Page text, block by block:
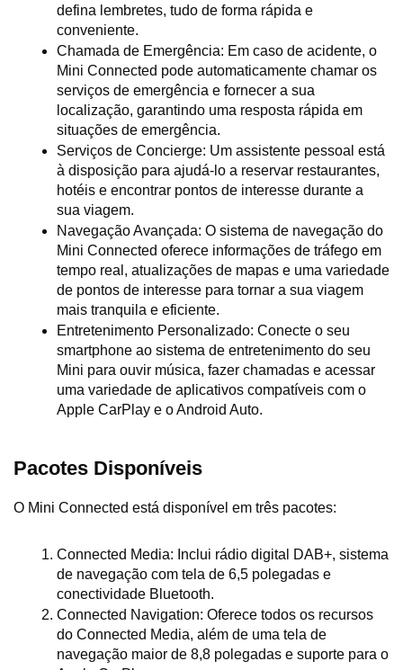
defina lembretes, tudo de forma rápida e
conveniente.
Chamada de Emergência: Em caso de acidente, o
Mini Connected pode automaticamente chamar os
serviços de emergência e fornecer a sua
localização, garantindo uma resposta rápida em
situações de emergência.
Serviços de Concierge: Um assistente pessoal está
à disposição para ajudá-lo a reservar restaurantes,
hotéis e encontrar pontos de interesse durante a
sua viagem.
Navegação Avançada: O sistema de navegação do
Mini Connected oferece informações de tráfego em
tempo real, atualizações de mapas e uma variedade
de pontos de interesse para tornar a sua viagem
mais tranquila e eficiente.
Entretenimento Personalizado: Conecte o seu
smartphone ao sistema de entretenimento do seu
Mini para ouvir música, fazer chamadas e acessar
uma variedade de aplicativos compatíveis com o
Apple CarPlay e o Android Auto.
Pacotes Disponíveis
O Mini Connected está disponível em três pacotes:
Connected Media: Inclui rádio digital DAB+, sistema
de navegação com tela de 6,5 polegadas e
conectividade Bluetooth.
Connected Navigation: Oferece todos os recursos
do Connected Media, além de uma tela de
navegação maior de 8,8 polegadas e suporte para o